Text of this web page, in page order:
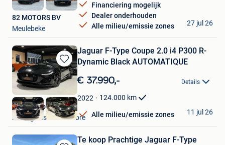
Financiering mogelijk
Dealer onderhouden
Alle milieu/emissie zones
82 MOTORS BV
Meulebeke
27 jul 26
Bewaren
in
Mijn
Favorieten
Jaguar F-Type Coupe 2.0 i4 P300 R-
Dynamic Black AUTOMATIQUE
€ 37.990,- Details
2022 124.000 km
Alle milieu/emissie zones
Look Motors
Montignies-Sur-Sambre
11 jul 26
Te koop Prachtige Jaguar F-Type